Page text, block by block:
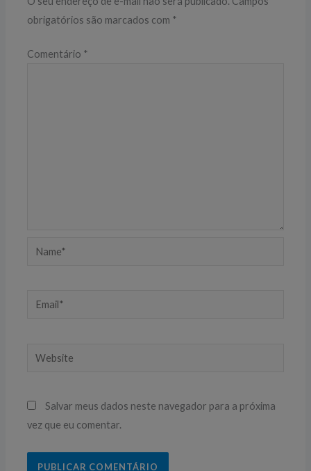
obrigatórios são marcados com *
Comentário *
Name*
Email*
Website
Salvar meus dados neste navegador para a próxima
vez que eu comentar.